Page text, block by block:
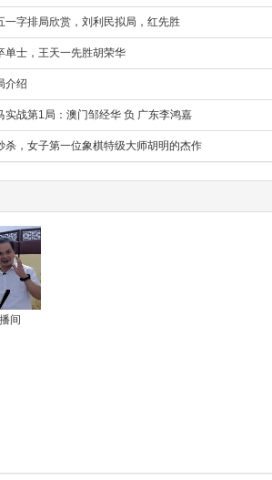
一字排局欣赏，刘利民拟局，红先胜
单士，王天一先胜胡荣华
介绍
实战第1局：澳门邹经华 负 广东李鸿嘉
杀，女子第一位象棋特级大师胡明的杰作
间